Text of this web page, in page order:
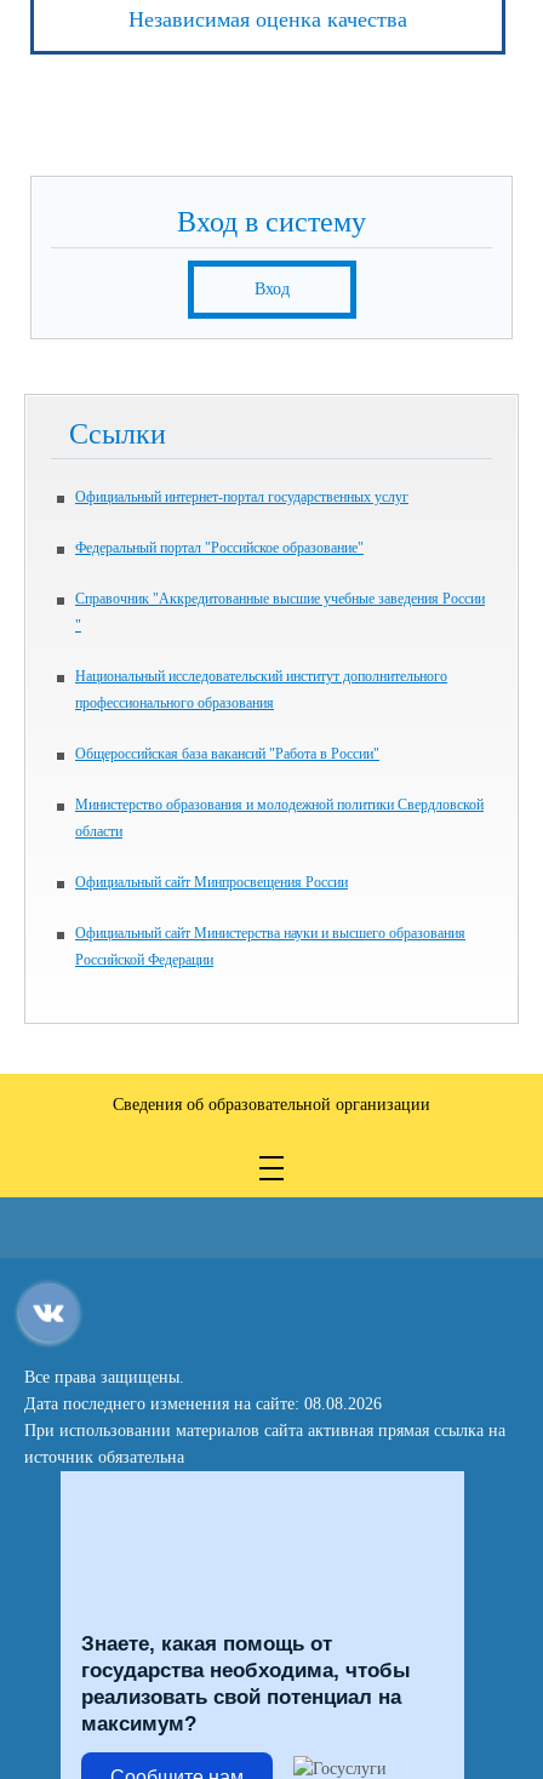
Независимая оценка качества
Вход в систему
Вход
Ссылки
Официальный интернет-портал государственных услуг
Федеральный портал "Российское образование"
Справочник "Аккредитованные высшие учебные заведения России
"
Национальный исследовательский институт дополнительного
профессионального образования
Общероссийская база вакансий "Работа в России"
Министерство образования и молодежной политики Свердловской
области
Официальный сайт Минпросвещения России
Официальный сайт Министерства науки и высшего образования
Российской Федерации
Сведения об образовательной организации
Все права защищены.
Дата последнего изменения на сайте: 08.08.2026
При использовании материалов сайта активная прямая ссылка на
источник обязательна
Знаете, какая помощь от
государства необходима, чтобы
реализовать свой потенциал на
максимум?